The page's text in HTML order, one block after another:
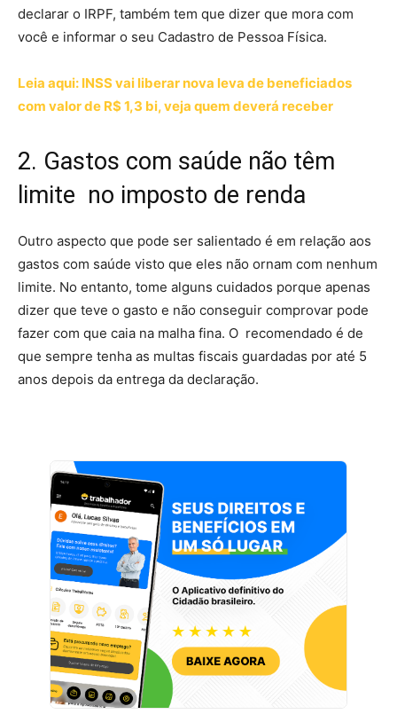
declarar o IRPF, também tem que dizer que mora com
você e informar o seu Cadastro de Pessoa Física.
Leia aqui: INSS vai liberar nova leva de beneficiados
com valor de R$ 1,3 bi, veja quem deverá receber
2. Gastos com saúde não têm
limite no imposto de renda
Outro aspecto que pode ser salientado é em relação aos
gastos com saúde visto que eles não ornam com nenhum
limite. No entanto, tome alguns cuidados porque apenas
dizer que teve o gasto e não conseguir comprovar pode
fazer com que caia na malha fina. O recomendado é de
que sempre tenha as multas fiscais guardadas por até 5
anos depois da entrega da declaração.